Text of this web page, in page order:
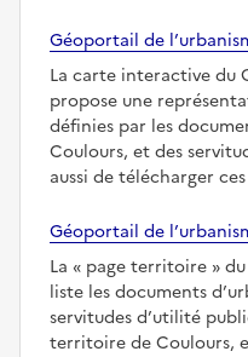
Géoportail de
La carte interactive du
propose une
définies par les
Coulours, et des
aussi de télécharger
Géoportail de
La
page territoire
liste les documents
servitudes d’utilité
territoire de Coulours,